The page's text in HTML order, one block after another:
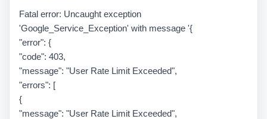
Fatal error: Uncaught exception
'Google_Service_Exception' with message '{
"error": {
"code": 403,
"message": "User Rate Limit Exceeded",
"errors": [
{
"message": "User Rate Limit Exceeded",